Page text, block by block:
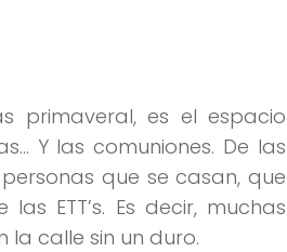
primaveral, es el espacio
Y las comuniones. De las
que se casan, que
ETT’s. Es decir, muchas
calle sin un duro.